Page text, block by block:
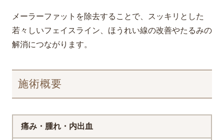
メーラーファットを除去することで、スッキリとした
若々しいフェイスライン、ほうれい線の改善やたるみの
解消につながります。
施術概要
痛み・腫れ・内出血